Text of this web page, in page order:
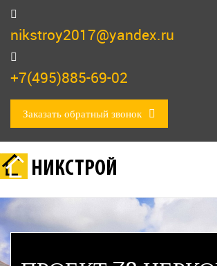
nikstroy2017@yandex.ru
+7(495)885-69-02
Заказать обратный звонок
НИКСТРОЙ